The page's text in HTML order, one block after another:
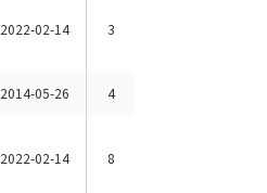
2022-02-14 3
2014-05-26 4
2022-02-14 8